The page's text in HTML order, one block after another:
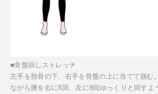
■骨盤回しストレッチ
左手を肋骨の下、右手を骨盤の上に当てて掴む
ながら腰を右に8回、左に8回ゆっくりと回すよ